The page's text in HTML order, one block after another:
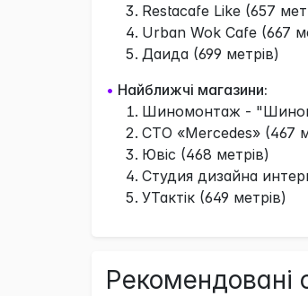
Restacafe Like (657
Urban Wok Cafe (667
Даида (699 метрів)
• Найближчі магазини:
Шиномонтаж -
СТО «Mercedes» (467
Ювіс (468 метрів)
Студия дизайна
УТактік (649 метрів)
Рекомендовані